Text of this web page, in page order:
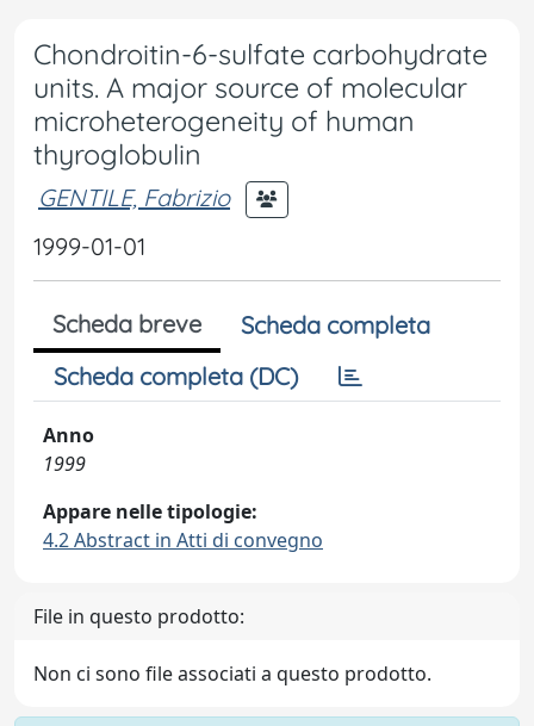
Chondroitin-6-sulfate carbohydrate
units. A major source of molecular
microheterogeneity of human
thyroglobulin
GENTILE, Fabrizio
1999-01-01
Scheda breve
Scheda completa
Scheda completa (DC)
Anno
1999
Appare nelle tipologie:
4.2 Abstract in Atti di convegno
File in questo prodotto:
Non ci sono file associati a questo prodotto.